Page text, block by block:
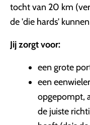
tocht van 20 km
de 'die hards'
Jij zorgt voor:
een grote
een
opgepompt,
de juiste